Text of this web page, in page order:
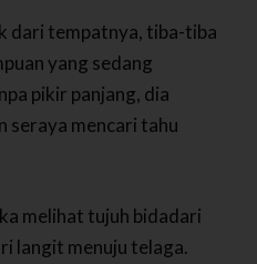
dari tempatnya, tiba-tiba
yang sedang
pikir panjang, dia
seraya mencari tahu
melihat tujuh bidadari
langit menuju telaga.